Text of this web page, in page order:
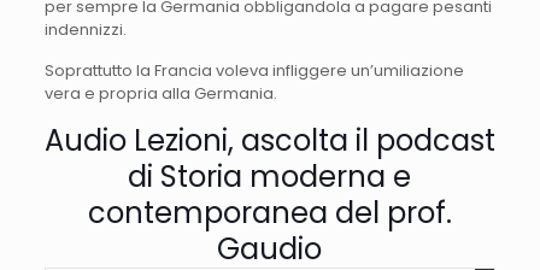
per sempre la Germania obbligandola a pagare pesanti
indennizzi.
Soprattutto la Francia voleva infliggere un’umiliazione
vera e propria alla Germania.
Audio Lezioni, ascolta il podcast
di Storia moderna e
contemporanea del prof.
Gaudio